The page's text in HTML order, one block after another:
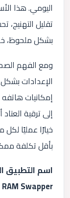
اليومي. هذا
تقليل التهنيج،
بشكل ملحوظ،
ومع الفهم
الإعدادات
إمكانيات
إلى ترقية
خيارًا عمليًا
بأقل تكلفة
اسم التطبيق
RAM Swapper